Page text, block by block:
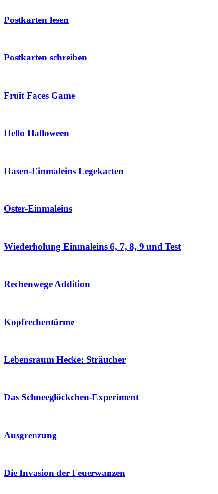
Postkarten lesen
Postkarten schreiben
Fruit Faces Game
Hello Halloween
Hasen-Einmaleins Legekarten
Oster-Einmaleins
Wiederholung Einmaleins 6, 7, 8, 9 und Test
Rechenwege Addition
Kopfrechentürme
Lebensraum Hecke: Sträucher
Das Schneeglöckchen-Experiment
Ausgrenzung
Die Invasion der Feuerwanzen